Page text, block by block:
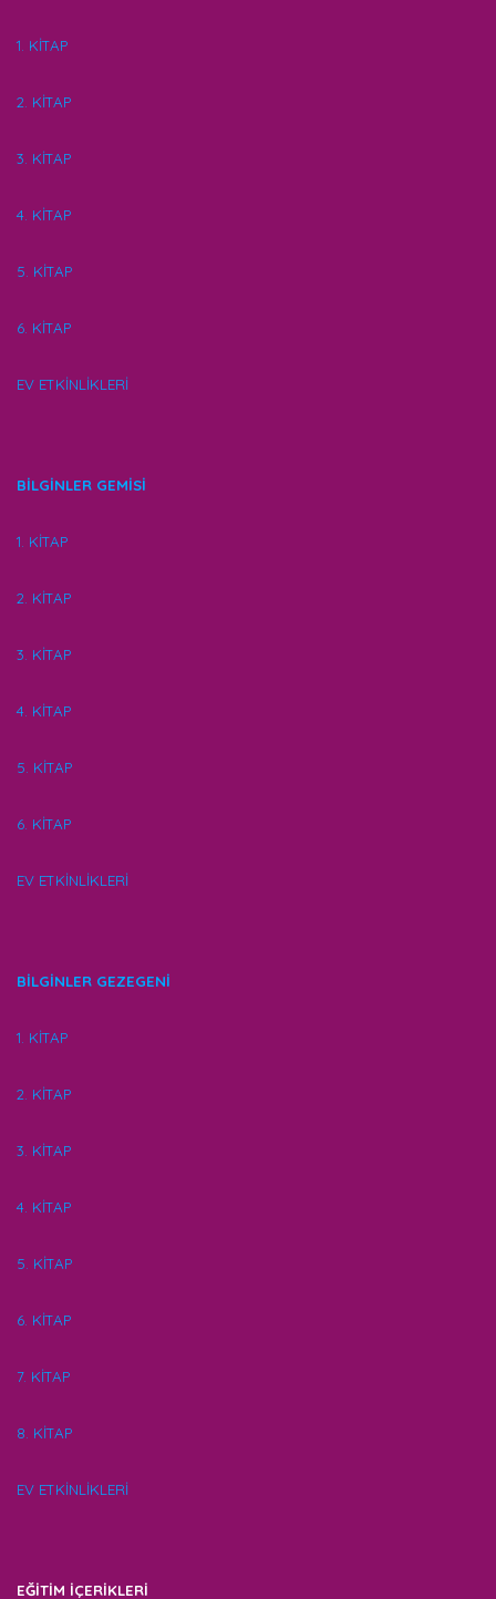
1. KİTAP
2. KİTAP
3. KİTAP
4. KİTAP
5. KİTAP
6. KİTAP
EV ETKİNLİKLERİ
BİLGİNLER GEMİSİ
1. KİTAP
2. KİTAP
3. KİTAP
4. KİTAP
5. KİTAP
6. KİTAP
EV ETKİNLİKLERİ
BİLGİNLER GEZEGENİ
1. KİTAP
2. KİTAP
3. KİTAP
4. KİTAP
5. KİTAP
6. KİTAP
7. KİTAP
8. KİTAP
EV ETKİNLİKLERİ
EĞİTİM İÇERİKLERİ